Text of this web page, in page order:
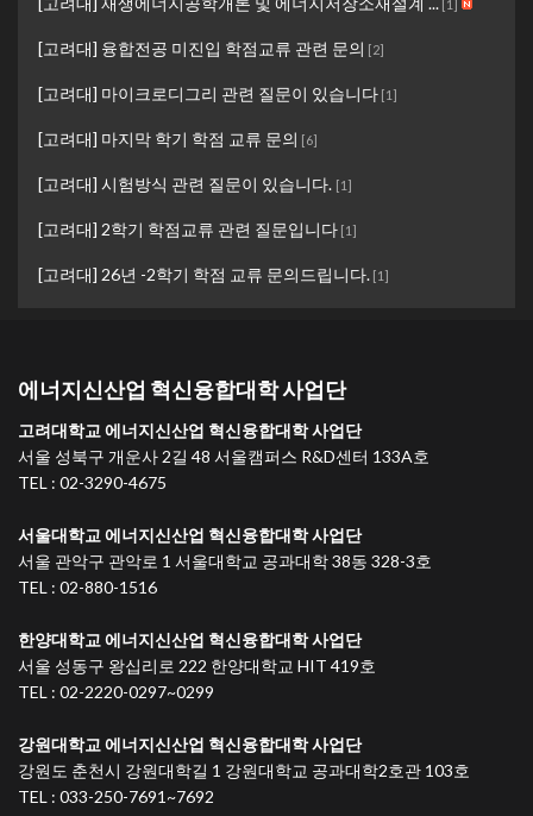
[1]
[고려대] 융합전공 미진입 학점교류 관련 문의 [2]
[고려대] 마이크로디그리 관련 질문이 있습니다 [1]
[고려대] 마지막 학기 학점 교류 문의 [6]
[고려대] 시험방식 관련 질문이 있습니다. [1]
[고려대] 2학기 학점교류 관련 질문입니다 [1]
[고려대] 26년 -2학기 학점 교류 문의드립니다. [1]
에너지신산업 혁신융합대학 사업단
고려대학교 에너지신산업 혁신융합대학 사업단
서울 성북구 개운사 2길 48 서울캠퍼스 R&D센터 133A호
TEL : 02-3290-4675
서울대학교 에너지신산업 혁신융합대학 사업단
서울 관악구 관악로 1 서울대학교 공과대학 38동 328-3호
TEL : 02-880-1516
한양대학교 에너지신산업 혁신융합대학 사업단
서울 성동구 왕십리로 222 한양대학교 HIT 419호
TEL : 02-2220-0297~0299
강원대학교 에너지신산업 혁신융합대학 사업단
강원도 춘천시 강원대학길 1 강원대학교 공과대학2호관 103호
TEL : 033-250-7691~7692